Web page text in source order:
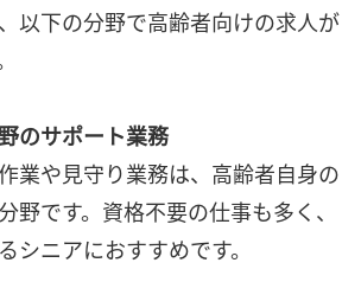
以下の分野で高齢者向けの求人が
のサポート業務
業や見守り業務は、高齢者自身の
野です。資格不要の仕事も多く、
シニアにおすすめです。